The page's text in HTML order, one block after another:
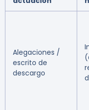
Alegaciones /
escrito de
descargo